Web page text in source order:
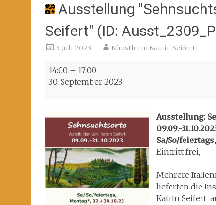
Ausstellung
Seifert" (ID:
3. Juli 2023 Künstlerin Katrin Seifert
Ausstellung
"Sehnsuchtsorte.
Wandbilder
von
Seifert"
Ausst_2309_Pom)
14:00 – 17:00
30. September 2023
Ausstellung:
09.09.-
Sa/So/
Eintritt frei,
Mehrere
lieferten die
Katrin Seifert